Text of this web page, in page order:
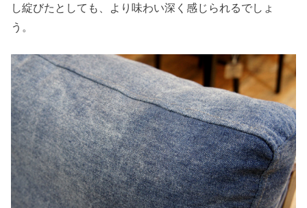
し綻びたとしても、より味わい深く感じられるでしょ
う。